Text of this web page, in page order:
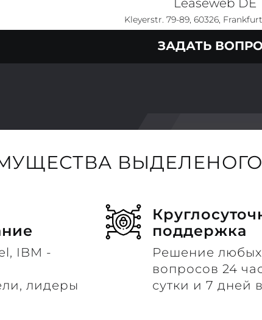
Kleyerstr. 79-89, 60326,
ЗАДАТЬ
ВЫДЕЛЕНОГО
IBM -
лидеры
поддержка
Решение любых
вопросов 24
сутки и 7 дней